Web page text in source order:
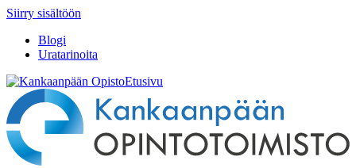
Siirry sisältöön
Blogi
Uratarinoita
Etusivu